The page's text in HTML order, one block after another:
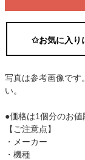
✩お気に入り
写真は参考画像です
い。
●価格は1個分のお値
【ご注意点】
・メーカー
・機種